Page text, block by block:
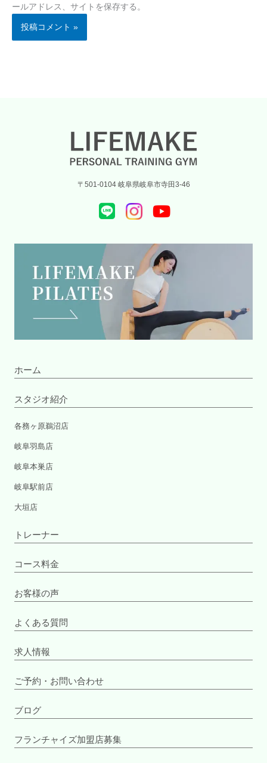
ールアドレス、サイトを保存する。
〒501-0104 岐阜県岐阜市寺田3-46
ホーム
スタジオ紹介
各務ヶ原鵜沼店
岐阜羽島店
岐阜本巣店
岐阜駅前店
大垣店
トレーナー
コース料金
お客様の声
よくある質問
求人情報
ご予約・お問い合わせ
ブログ
フランチャイズ加盟店募集